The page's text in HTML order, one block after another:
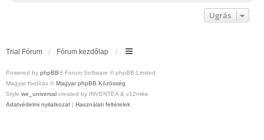
Ugrás
Trial Fórum Fórum kezdőlap
Powered by phpBB® Forum Software © phpBB Limited
Magyar fordítás © Magyar phpBB Közösség
Style we_universal created by INVENTEA & v12mike
Adatvédelmi nyilatkozat | Használati feltételek